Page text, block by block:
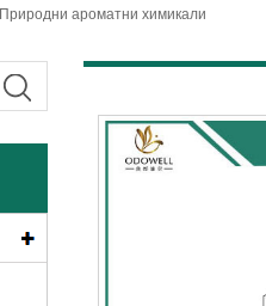
Природни ароматни химикали